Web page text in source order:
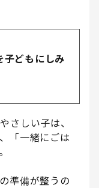
子どもにしみ
さしい子は、
「一緒にごは
準備が整うの